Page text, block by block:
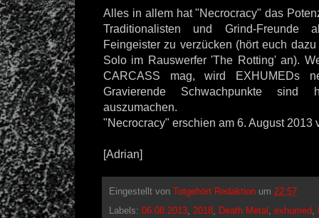
Alles in allem hat "Necrocracy" das
Traditionalisten und Grind-Freunde
Feingeister zu verzücken (hört euch
Solo im Rauswerfer 'The Rotting' an).
CARCASS mag, wird EXHUMEDs
Gravierende Schwachpunkte sind
auszumachen.
"Necrocracy" erschien am 6. August 2013
[Adrian]
Eingestellt von Totgehört Redaktion um 22:57
Labels: 06.08.2013 2018 Death Metal exhumed